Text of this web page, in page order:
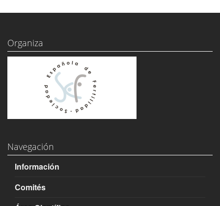
Organiza
Navegación
Información
Comités